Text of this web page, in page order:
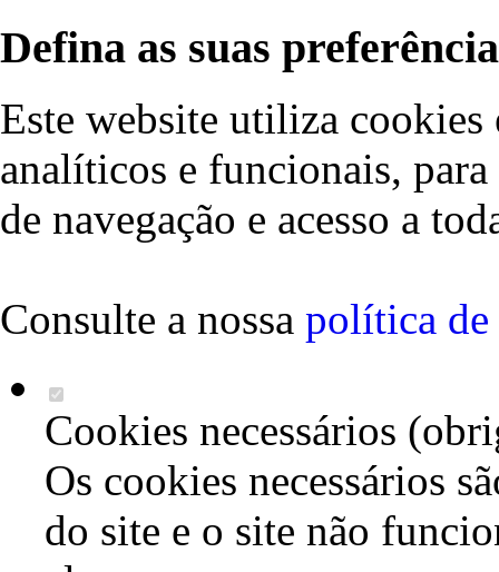
Defina as suas
Este website utiliza cookies
analíticos e funcionais,
de navegação e acesso a
Consulte a nossa política de
Cookies necessários
Os cookies necessários
do site e o site não